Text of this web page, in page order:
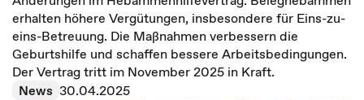
erhalten höhere Vergütungen, insbesondere für Eins-zu-
eins-Betreuung. Die Maßnahmen verbessern die
Geburtshilfe und schaffen bessere Arbeitsbedingungen.
Der Vertrag tritt im November 2025 in Kraft.
News 30.04.2025